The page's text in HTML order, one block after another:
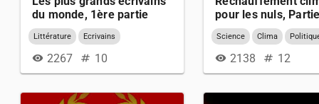
du monde, 1ère partie
Littérature Ecrivains
visibility 2267 numbers 10
pour les nuls,
Science Clima
visibility 2138 numbers 12